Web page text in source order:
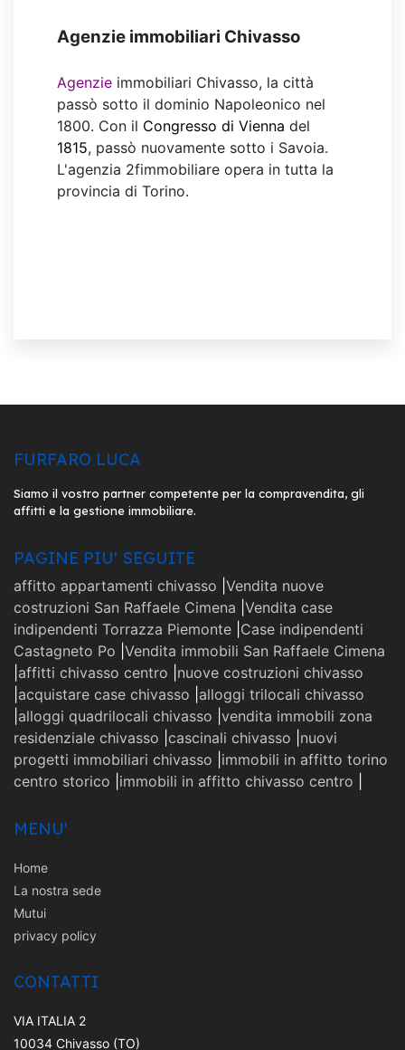
Agenzie immobiliari Chivasso
Agenzie immobiliari Chivasso, la città
passò sotto il dominio Napoleonico nel
1800. Con il Congresso di Vienna del
1815, passò nuovamente sotto i Savoia.
L'agenzia 2fimmobiliare opera in tutta la
provincia di Torino.
FURFARO LUCA
Siamo il vostro partner competente per la compravendita, gli
affitti e la gestione immobiliare.
PAGINE PIU' SEGUITE
affitto appartamenti chivasso Vendita nuove
costruzioni San Raffaele Cimena Vendita case
indipendenti Torrazza Piemonte Case indipendenti
Castagneto Po Vendita immobili San Raffaele Cimena
affitti chivasso centro nuove costruzioni chivasso
acquistare case chivasso alloggi trilocali chivasso
alloggi quadrilocali chivasso vendita immobili zona
residenziale chivasso cascinali chivasso nuovi
progetti immobiliari chivasso immobili in affitto torino
centro storico immobili in affitto chivasso centro
MENU'
Home
La nostra sede
Mutui
privacy policy
CONTATTI
VIA ITALIA 2
10034 Chivasso (TO)